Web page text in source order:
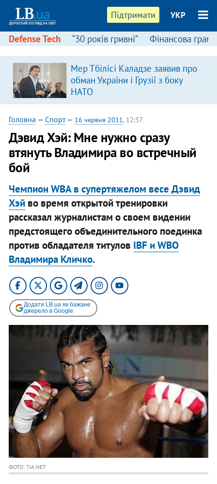
Підтримати УКР
Defense Tech “30 років гривні” Фінансова
Мер Тбілісі Каладзе заявив про
обман України і Грузії з боку
НАТО
Головна — Спорт— 16 червня 2011, 12:37
Дэвид Хэй: Мне нужно сразу
втянуть Владимира во встречный
бой
Чемпион WBA в супертяжелом весе Дэвид
Хэйво время открытой тренировки
рассказал журналистам о своем видении
предстоящего объединительного поединка
против обладателя титулов IBF и WBO
Владимира Кличко.
Додати LB.ua як бажане
джерело в Google
ФОТО: 7JA.NET